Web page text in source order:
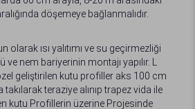
döşemeye bağlanmalıdır.
olarak ısı yalıtımı ve su geçirmezliği
nem bariyerinin montajı yapılır. L
geliştirilen kutu profiller aks 100 cm
teraziye alınıp trapez vida ile
kutu Profillerin üzerine Projesinde